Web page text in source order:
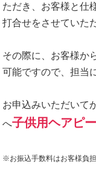
ただき、お客様と仕
打合せをさせていた
その際に、お客様か
可能ですので、担当
お申込みいただいて
へ子供用ヘアピ
※お振込手数料はお客様負担